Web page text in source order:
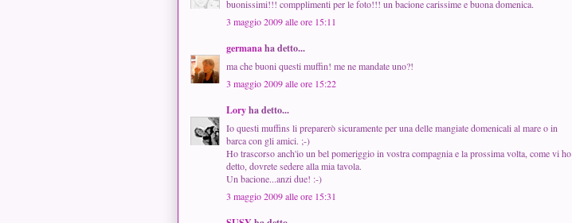
buonissimi!!! compplimenti per le foto!!! un bacione carissime e buona domenica.
3 maggio 2009 alle ore 15:11
germanaha detto...
ma che buoni questi muffin! me ne mandate uno?!
3 maggio 2009 alle ore 15:22
Loryha detto...
Io questi muffins li preparerò sicuramente per una delle mangiate domenicali al mare o in
barca con gli amici. ;-)
Ho trascorso anch'io un bel pomeriggio in vostra compagnia e la prossima volta, come vi ho
detto, dovrete sedere alla mia tavola.
Un bacione...anzi due! :-)
3 maggio 2009 alle ore 15:31